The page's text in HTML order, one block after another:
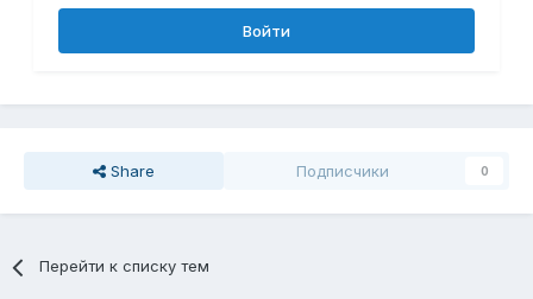
Войти
Share Подписчики 0
Перейти к списку тем